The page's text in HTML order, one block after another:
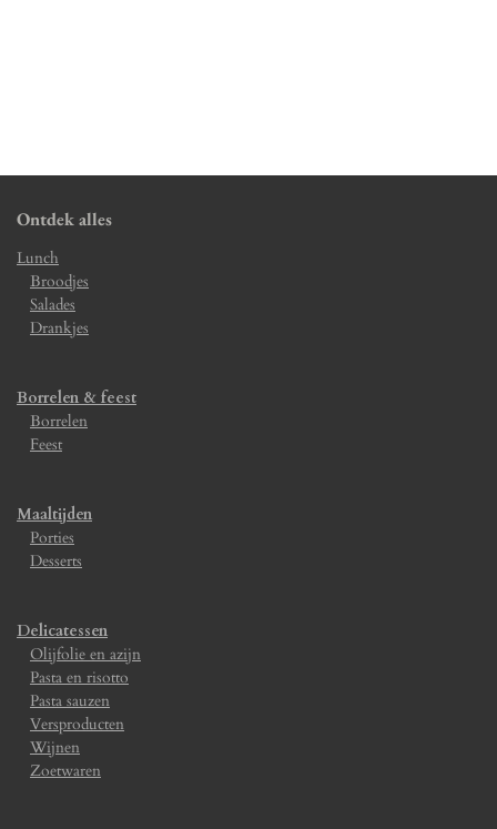
Ontdek alles
Lunch
Broodjes
Salades
Drankjes
Borrelen & feest
Borrelen
Feest
Maaltijden
Porties
Desserts
Delicatessen
Olijfolie en azijn
Pasta en risotto
Pasta sauzen
Versproducten
Wijnen
Zoetwaren